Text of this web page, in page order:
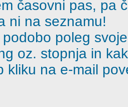
časovni pas, pa
ni na seznamu!
poleg
oz. stopnja in
kliku na e-mail